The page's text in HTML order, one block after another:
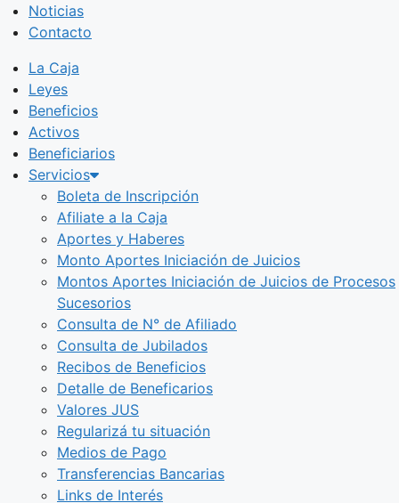
Noticias
Contacto
La Caja
Leyes
Beneficios
Activos
Beneficiarios
Servicios
Boleta de Inscripción
Afiliate a la Caja
Aportes y Haberes
Monto Aportes Iniciación de Juicios
Montos Aportes Iniciación de Juicios de Procesos
Sucesorios
Consulta de N° de Afiliado
Consulta de Jubilados
Recibos de Beneficios
Detalle de Beneficarios
Valores JUS
Regularizá tu situación
Medios de Pago
Transferencias Bancarias
Links de Interés